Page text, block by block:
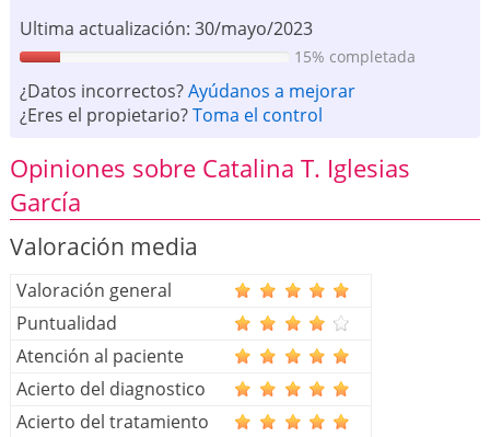
Ultima actualización: 30/mayo/2023
15% completada
¿Datos incorrectos?Ayúdanos a mejorar
¿Eres el propietario?Toma el control
Opiniones sobre Catalina T. Iglesias
García
Valoración media
Valoración general
Puntualidad
Atención al paciente
Acierto del diagnostico
Acierto del tratamiento